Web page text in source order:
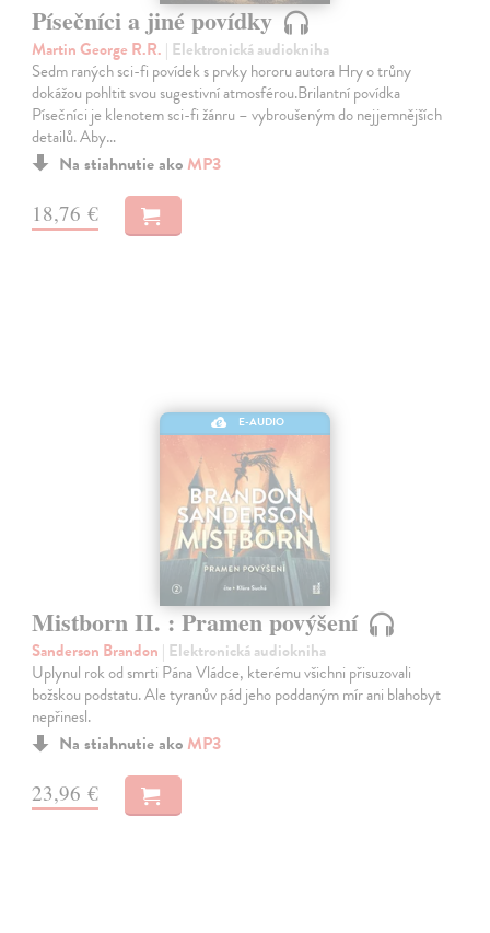
Písečníci a jiné povídky
Martin George R.R. | Elektronická audiokniha
Sedm raných sci-fi povídek s prvky hororu autora Hry o trůny
dokážou pohltit svou sugestivní atmosférou.Brilantní povídka
Písečníci je klenotem sci-fi žánru – vybroušeným do nejjemnějších
detailů. Aby…
Na stiahnutie ako MP3
18,76 €
E-AUDIO
Mistborn II. : Pramen povýšení
Sanderson Brandon | Elektronická audiokniha
Uplynul rok od smrti Pána Vládce, kterému všichni přisuzovali
božskou podstatu. Ale tyranův pád jeho poddaným mír ani blahobyt
nepřinesl.
Na stiahnutie ako MP3
23,96 €